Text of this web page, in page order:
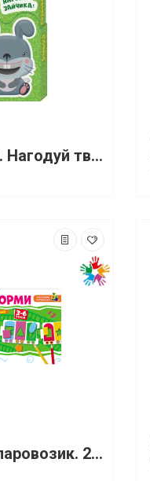
Гра-сортер. Нагодуй тваринку. Лісові звірятка
Розумний паровозик. 2+ Форми